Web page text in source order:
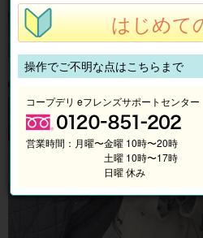
はじめて
操作でご不明な点はこちらまで
コープデリ eフレンズサポートセンター
営業時間： 月曜〜金曜 10時〜20時
土曜 10時〜17時
日曜 休み